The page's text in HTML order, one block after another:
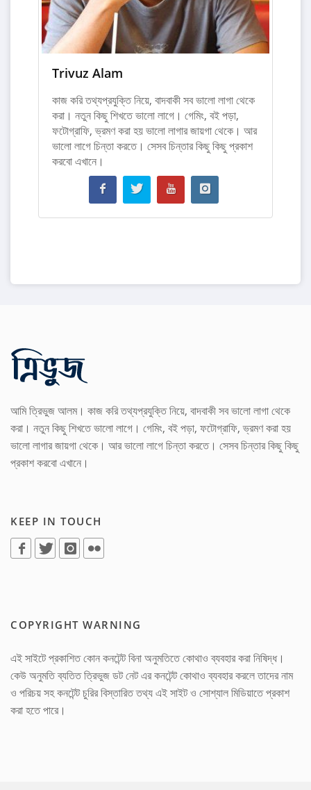
Trivuz Alam
কাজ করি তথ্যপ্রযুক্তি নিয়ে, বাদবাকী সব ভালো লাগা থেকে
করা। নতুন কিছু শিখতে ভালো লাগে। গেমিং, বই পড়া,
ফটোগ্রাফি, ভ্রমণ করা হয় ভালো লাগার জায়গা থেকে। আর
ভালো লাগে চিন্তা করতে। সেসব চিন্তার কিছু কিছু প্রকাশ
করবো এখানে।
আমি ত্রিভুজ আলম। কাজ করি তথ্যপ্রযুক্তি নিয়ে, বাদবাকী সব ভালো লাগা থেকে
করা। নতুন কিছু শিখতে ভালো লাগে। গেমিং, বই পড়া, ফটোগ্রাফি, ভ্রমণ করা হয়
ভালো লাগার জায়গা থেকে। আর ভালো লাগে চিন্তা করতে। সেসব চিন্তার কিছু কিছু
প্রকাশ করবো এখানে।
KEEP IN TOUCH
COPYRIGHT WARNING
এই সাইটে প্রকাশিত কোন কনটেন্ট বিনা অনুমতিতে কোথাও ব্যবহার করা নিষিদ্ধ।
কেউ অনুমতি ব্যতিত ত্রিভুজ ডট নেট এর কনটেন্ট কোথাও ব্যবহার করলে তাদের নাম
ও পরিচয় সহ কনটেন্ট চুরির বিস্তারিত তথ্য এই সাইট ও সোশ্যাল মিডিয়াতে প্রকাশ
করা হতে পারে।